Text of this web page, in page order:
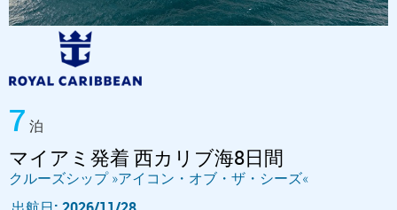
7 泊
マイアミ発着 西カリブ海8日間
クルーズシップ »アイコン・オブ・ザ・シーズ«